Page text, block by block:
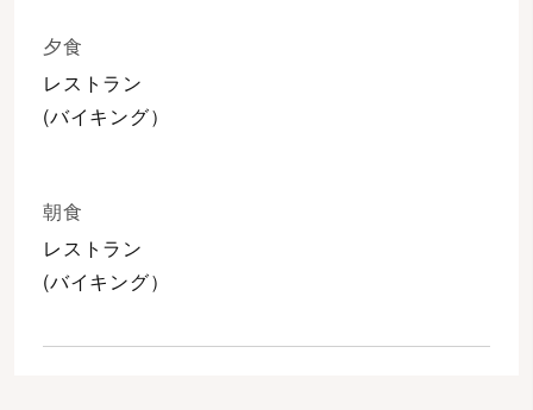
夕食
レストラン
(バイキング）
朝食
レストラン
(バイキング）